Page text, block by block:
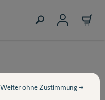
Weiter ohne Zustimmung →